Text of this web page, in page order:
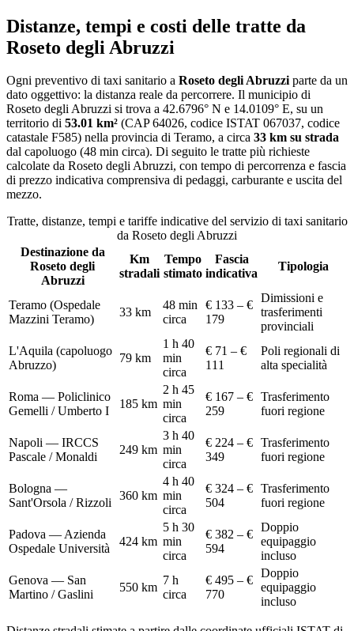
Distanze, tempi e costi delle tratte da
Roseto degli Abruzzi
Ogni preventivo di taxi sanitario a Roseto degli Abruzziparte da un
dato oggettivo: la distanza reale da percorrere. Il municipio di
Roseto degli Abruzzi si trova a 42.6796° N e 14.0109° E, su un
territorio di 53.01 km² (CAP64026, codice ISTAT 067037, codice
catastale F585) nella provincia di Teramo, a circa 33 km su strada
dal capoluogo (48 min circa). Di seguito le tratte più richieste
calcolate da Roseto degli Abruzzi, con tempo di percorrenza e fascia
di prezzo indicativa comprensiva di pedaggi, carburante e uscita del
mezzo.
Tratte, distanze, tempi e tariffe indicative del servizio di taxi sanitario
da Roseto degli Abruzzi
Destinazione da
Roseto degli
Abruzzi
Km
stradali
Tempo
stimato
Fascia
indicativa
Tipologia
Teramo (Ospedale
Mazzini Teramo)
33 km
48 min
circa
€ 133 – €
179
Dimissioni e
trasferimenti
provinciali
L'Aquila (capoluogo
Abruzzo)
79 km
1 h 40
min
circa
€ 71 – €
111
Poli regionali di
alta specialità
Roma — Policlinico
Gemelli / Umberto I
185 km
2 h 45
min
circa
€ 167 – €
259
Trasferimento
fuori regione
Napoli — IRCCS
Pascale / Monaldi
249 km
3 h 40
min
circa
€ 224 – €
349
Trasferimento
fuori regione
Bologna —
Sant'Orsola / Rizzoli
360 km
4 h 40
min
circa
€ 324 – €
504
Trasferimento
fuori regione
Padova — Azienda
Ospedale Università
424 km
5 h 30
min
circa
€ 382 – €
594
Doppio
equipaggio
incluso
Genova — San
Martino / Gaslini
550 km
7 h
circa
€ 495 – €
770
Doppio
equipaggio
incluso